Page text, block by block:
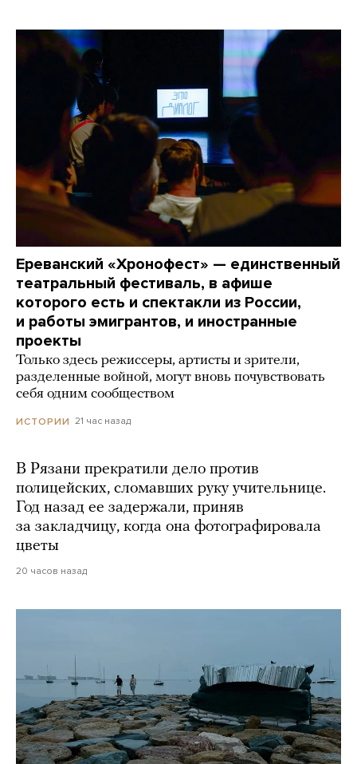
Ереванский «Хронофест» — единственный
театральный фестиваль, в афише
которого есть и спектакли из России,
и работы эмигрантов, и иностранные
проекты
Только здесь режиссеры, артисты и зрители,
разделенные войной, могут вновь почувствовать
себя одним сообществом
ИСТОРИИ 21 час назад
В Рязани прекратили дело против
полицейских, сломавших руку учительнице.
Год назад ее задержали, приняв
за закладчицу, когда она фотографировала
цветы
20 часов назад